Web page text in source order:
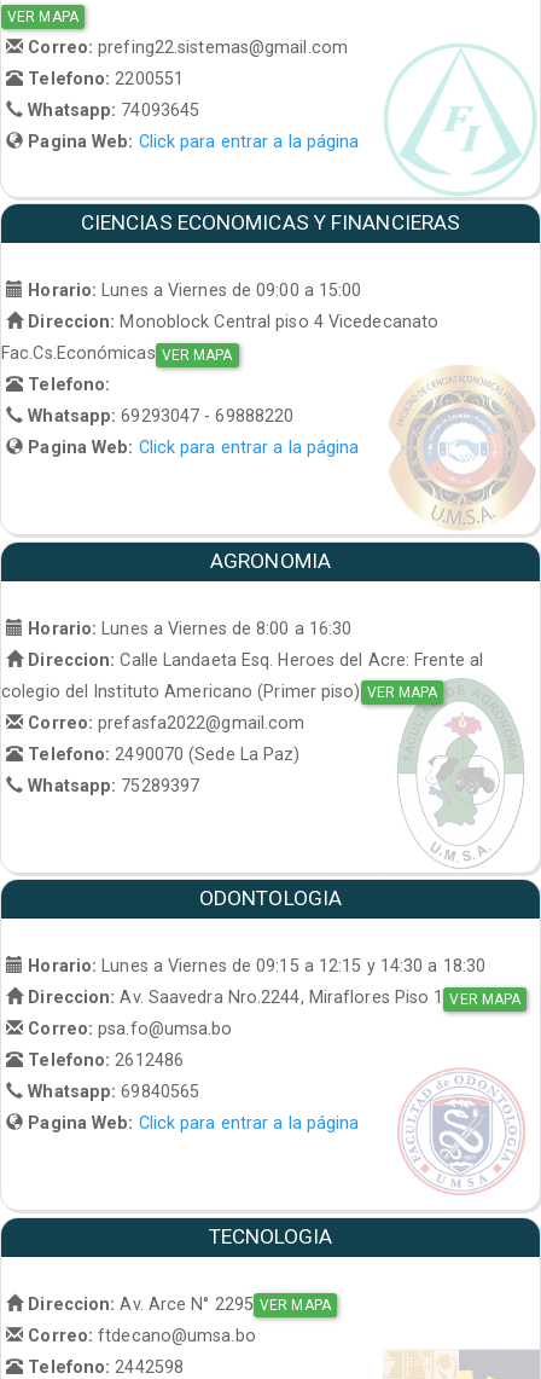
VER MAPA
Correo:prefing22.sistemas@gmail.com
Telefono: 2200551
Whatsapp: 74093645
Pagina Web: Click para entrar a la página
CIENCIAS ECONOMICAS Y FINANCIERAS
Horario: Lunes a Viernes de 09:00 a 15:00
Direccion: Monoblock Central piso 4 Vicedecanato
Fac.Cs.Económicas VER MAPA
Telefono:
Whatsapp:69293047 - 69888220
Pagina Web: Click para entrar a la página
AGRONOMIA
Horario:
Lunes a Viernes de 8:00 a 16:30
Direccion: Calle Landaeta Esq. Heroes del Acre: Frente al
colegio del Instituto Americano (Primer piso) VER MAPA
Correo:prefasfa2022@gmail.com
Telefono: 2490070 (Sede La Paz)
Whatsapp: 75289397
ODONTOLOGIA
Horario: Lunes a Viernes de 09:15 a 12:15 y 14:30 a 18:30
Direccion: Av. Saavedra Nro.2244, Miraflores Piso 1 VER MAPA
Correo:psa.fo@umsa.bo
Telefono:2612486
Whatsapp:69840565
Pagina Web: Click para entrar a la página
TECNOLOGIA
Direccion: Av. Arce N° 2295 VER MAPA
Correo:ftdecano@umsa.bo
Telefono: 2442598